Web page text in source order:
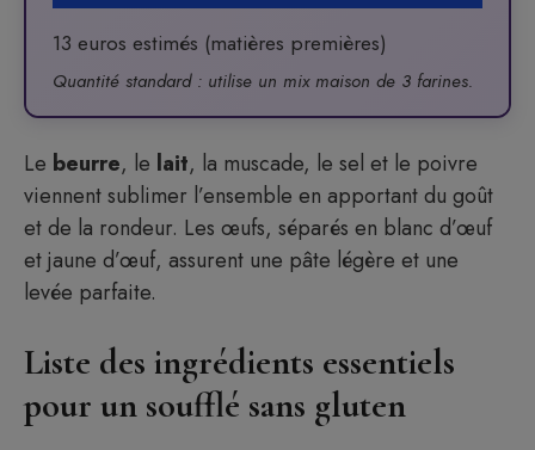
13 euros estimés (matières premières)
Quantité standard : utilise un mix maison de 3 farines.
Le beurre, le lait, la muscade, le sel et le poivre
viennent sublimer l’ensemble en apportant du goût
et de la rondeur. Les œufs, séparés en blanc d’œuf
et jaune d’œuf, assurent une pâte légère et une
levée parfaite.
Liste des ingrédients essentiels
pour un soufflé sans gluten